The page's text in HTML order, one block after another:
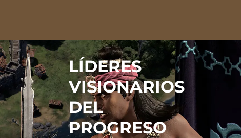
LÍDERES
VISIONARIOS
DEL
PROGRESO